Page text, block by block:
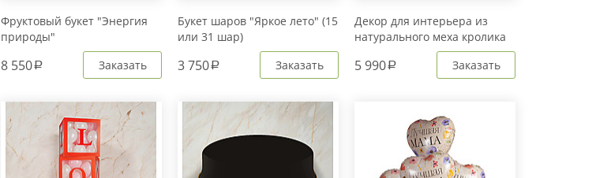
Фруктовый букет "Энергия
природы"
8 550a Заказать
Букет шаров "Яркое лето" (15
или 31 шар)
3 750a Заказать
Декор для интерьера из
натурального меха кролика
Рекс "Сердце" IM20601
5 990a Заказать